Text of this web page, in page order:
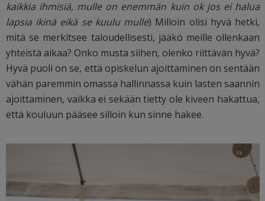
kaikkia ihmisiä, mulle on enemmän kuin ok jos ei halua
lapsia ikinä eikä se kuulu mulle) Milloin olisi hyvä hetki,
mitä se merkitsee taloudellisesti, jääkö meille ollenkaan
yhteistä aikaa? Onko musta siihen, olenko riittävän hyvä?
Hyvä puoli on se, että opiskelun ajoittaminen on sentään
vähän paremmin omassa hallinnassa kuin lasten saannin
ajoittaminen, vaikka ei sekään tietty ole kiveen hakattua,
että kouluun pääsee silloin kun sinne hakee.